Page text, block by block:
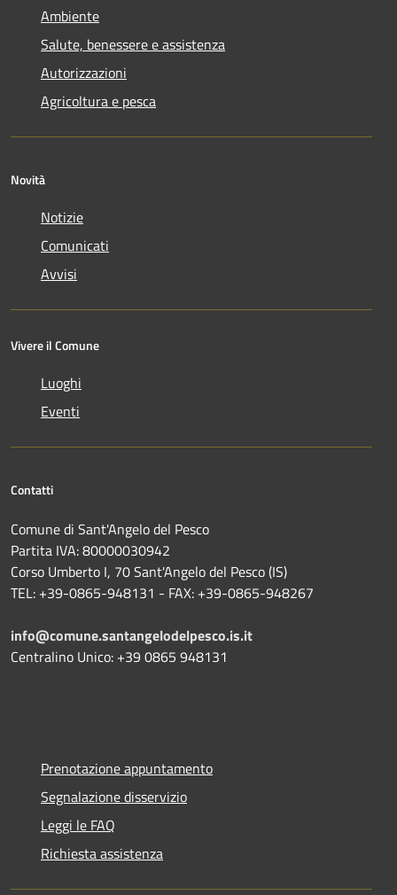
Ambiente
Salute, benessere e assistenza
Autorizzazioni
Agricoltura e pesca
Novità
Notizie
Comunicati
Avvisi
Vivere il Comune
Luoghi
Eventi
Contatti
Comune di Sant'Angelo del Pesco
Partita IVA: 80000030942
Corso Umberto I, 70 Sant'Angelo del Pesco (IS)
TEL: +39-0865-948131 - FAX: +39-0865-948267
info@comune.santangelodelpesco.is.it
Centralino Unico: +39 0865 948131
Prenotazione appuntamento
Segnalazione disservizio
Leggi le FAQ
Richiesta assistenza